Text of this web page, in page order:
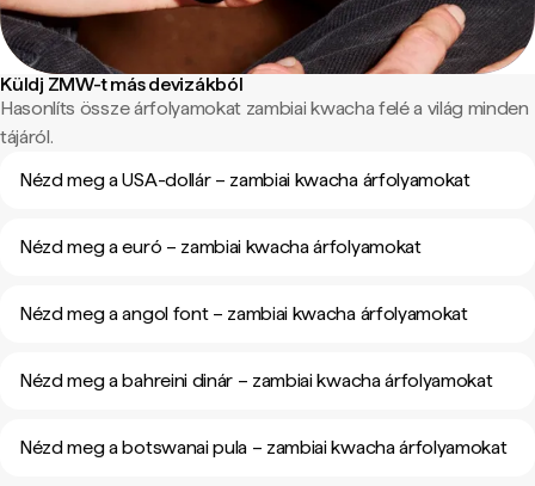
Küldj ZMW-t más devizákból
Hasonlíts össze árfolyamokat zambiai kwacha felé a világ minden
tájáról.
Nézd meg a USA-dollár – zambiai kwacha árfolyamokat
Nézd meg a euró – zambiai kwacha árfolyamokat
Nézd meg a angol font – zambiai kwacha árfolyamokat
Nézd meg a bahreini dinár – zambiai kwacha árfolyamokat
Nézd meg a botswanai pula – zambiai kwacha árfolyamokat